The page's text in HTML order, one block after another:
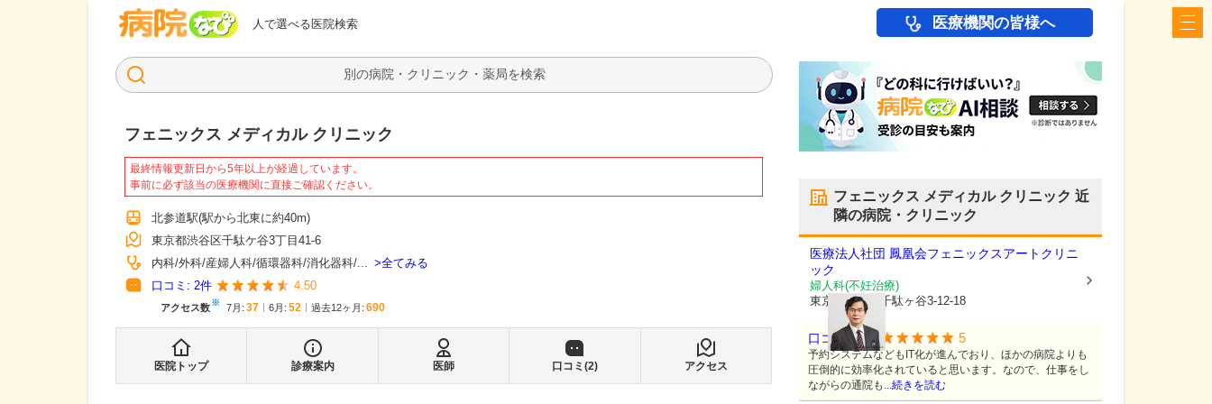
人で選べる医院検索
病院なび 医療機関の皆様へ
検索
フェニックス メディカル クリニック
最終情報更新日から5年以上が経過しています。
事前に必ず該当の医療機関に直接ご確認ください。
北参道駅(駅から北東に約40m)
東京都渋谷区千駄ケ谷3丁目41-6
内科 外科 産婦人科 循環器科 消化器科 ...
全てみる
口コミ: 2件 4.50
アクセス数※ 7月 : 37 6月 : 52 過去12ヶ月: 690
医院トップ 診療案内 医師 口コミ(2) アクセス
フェニックス メディカル クリニック 近
隣の病院・クリニック
医療法人社団 鳳凰会フェニックスアートクリニ
ック
婦人科(不妊治療)
東京都渋谷区
千駄ヶ谷3-12-18
口コミ: 1件 5
予約システムなどもIT化が進んでおり、ほかの病院よりも
圧倒的に効率化されていると思います。なので、仕事をし
ながらの通院も...続きを読む